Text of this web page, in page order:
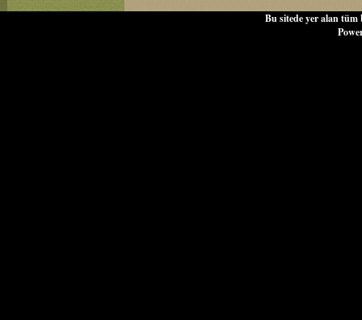
Bu sitede yer alan